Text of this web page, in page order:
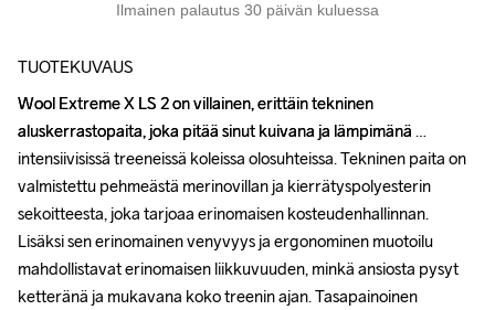
Ilmainen palautus 30 päivän kuluessa
TUOTEKUVAUS
Wool Extreme X LS 2 on villainen, erittäin tekninen
aluskerrastopaita, joka pitää sinut kuivana ja lämpimänä
intensiivisissä treeneissä koleissa olosuhteissa. Tekninen paita on
valmistettu pehmeästä merinovillan ja kierrätyspolyesterin
sekoitteesta, joka tarjoaa erinomaisen kosteudenhallinnan.
Lisäksi sen erinomainen venyvyys ja ergonominen muotoilu
mahdollistavat erinomaisen liikkuvuuden, minkä ansiosta pysyt
ketteränä ja mukavana koko treenin ajan. Tasapainoinen
Wool Extreme X LS 2 on villainen, erittäin tekninen
aluskerrastopaita, joka pitää sinut kuivana ja lämpimänä
intensiivisissä treeneissä koleissa olosuhteissa. Tekninen paita on
valmistettu pehmeästä merinovillan ja kierrätyspolyesterin
sekoitteesta, joka tarjoaa erinomaisen kosteudenhallinnan.
Lisäksi sen erinomainen venyvyys ja ergonominen muotoilu
mahdollistavat erinomaisen liikkuvuuden, minkä ansiosta pysyt
ketteränä ja mukavana koko treenin ajan. Tasapainoinen